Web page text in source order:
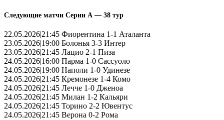
Следующие матчи Серии А — 38 тур
22.05.2026|21:45 Фиорентина 1-1 Аталанта
23.05.2026|19:00 Болонья 3-3 Интер
23.05.2026|21:45 Лацио 2-1 Пиза
24.05.2026|16:00 Парма 1-0 Сассуоло
24.05.2026|19:00 Наполи 1-0 Удинезе
24.05.2026|21:45 Кремонезе 1-4 Комо
24.05.2026|21:45 Лечче 1-0 Дженоа
24.05.2026|21:45 Милан 1-2 Кальяри
24.05.2026|21:45 Торино 2-2 Ювентус
24.05.2026|21:45 Верона 0-2 Рома